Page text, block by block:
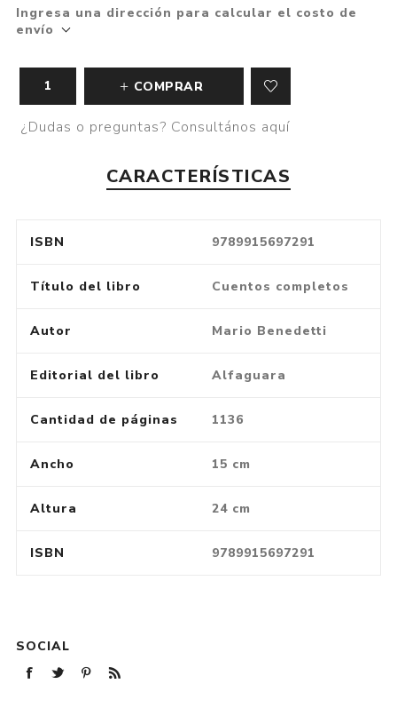
Ingresa una dirección para calcular el costo de
envío
COMPRAR
¿Dudas o preguntas? Consultános aquí
CARACTERÍSTICAS
ISBN 9789915697291
Título del libro Cuentos completos
Autor Mario Benedetti
Editorial del libro Alfaguara
Cantidad de páginas 1136
Ancho 15 cm
Altura 24 cm
ISBN 9789915697291
SOCIAL